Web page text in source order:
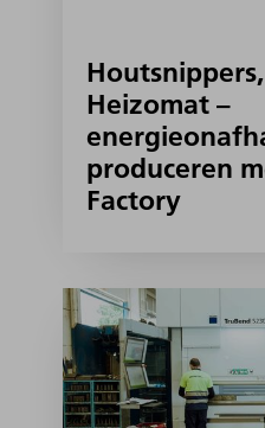
Heizomat –
produceren
Factory